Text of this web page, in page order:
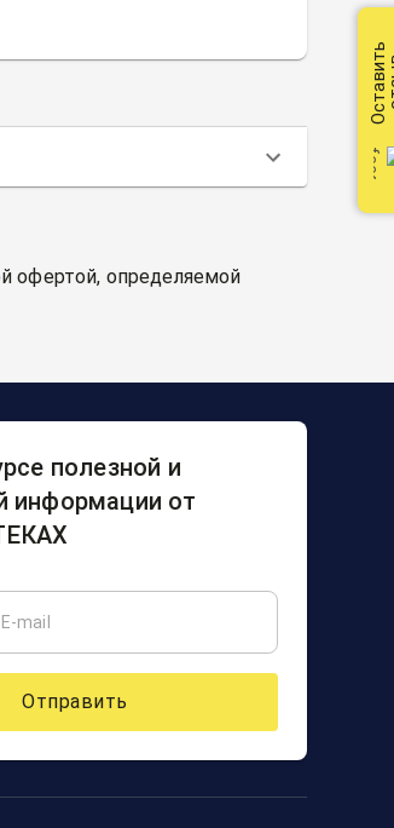
офертой, определяемой
полезной и
информации от
Отправить
Оставить